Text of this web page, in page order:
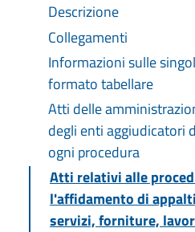
Descrizione
Collegamenti
Informazioni sulle
formato tabellare
Atti delle
degli enti aggiudicatori
ogni procedura
Atti relativi alle
l'affidamento di
servizi, forniture,